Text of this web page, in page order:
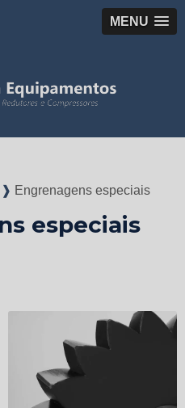
MENU
❱ Engrenagens especiais
especiais